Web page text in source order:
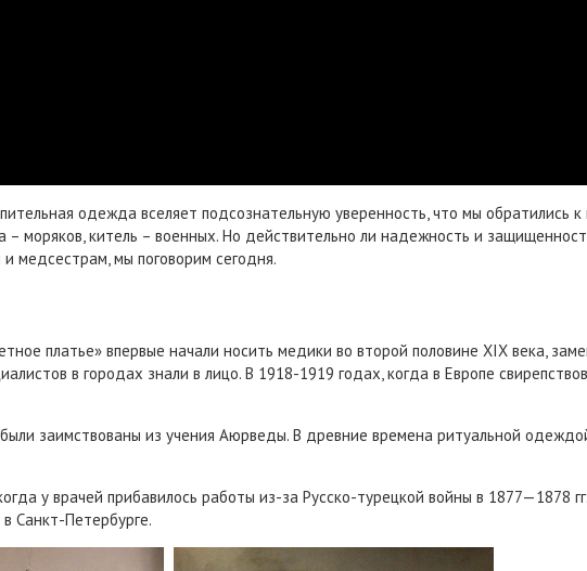
одежда вселяет подсознательную уверенность, что мы обратились
– моряков, китель – военных. Но действительно ли надежность и
медсестрам, мы поговорим сегодня.
платье» впервые начали носить медики во второй половине XIX века,
в городах знали в лицо. В 1918-1919 годах, когда в Европе
заимствованы из учения Аюрведы. В древние времена ритуальной
у врачей прибавилось работы из-за Русско-турецкой войны в 1877—1878
Санкт-Петербурге.